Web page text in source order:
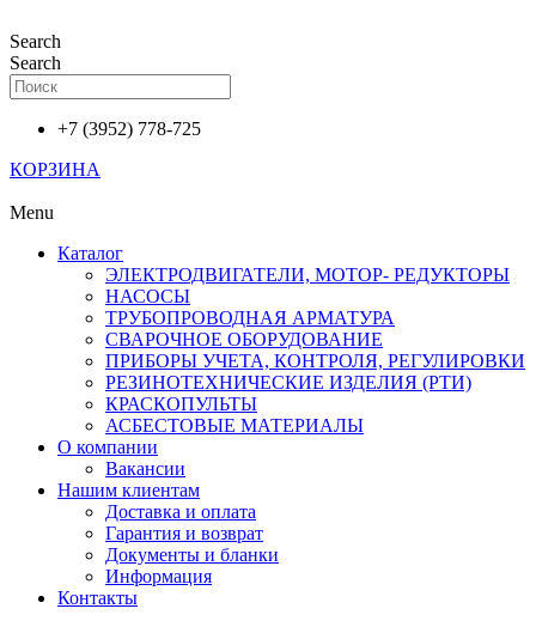
к
содержимому
Search
Search
+7 (3952) 778-725
КОРЗИНА
Menu
Каталог
ЭЛЕКТРОДВИГАТЕЛИ, МОТОР- РЕДУКТОРЫ
НАСОСЫ
ТРУБОПРОВОДНАЯ АРМАТУРА
СВАРОЧНОЕ ОБОРУДОВАНИЕ
ПРИБОРЫ УЧЕТА, КОНТРОЛЯ, РЕГУЛИРОВКИ
РЕЗИНОТЕХНИЧЕСКИЕ ИЗДЕЛИЯ (РТИ)
КРАСКОПУЛЬТЫ
АСБЕСТОВЫЕ МАТЕРИАЛЫ
О компании
Вакансии
Нашим клиентам
Доставка и оплата
Гарантия и возврат
Документы и бланки
Информация
Контакты